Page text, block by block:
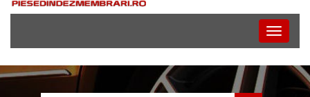
Toggle